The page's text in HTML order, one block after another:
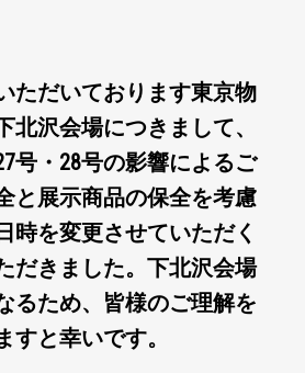
ただいております東京物
北沢会場につきまして、
号・28号の影響によるご
と展示商品の保全を考慮
時を変更させていただく
だきました。下北沢会場
るため、皆様のご理解を
すと幸いです。